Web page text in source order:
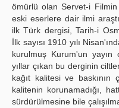
ömürlü olan Servet-i
eski eserlere dair ilmi
ilk Türk dergisi, Tarih-i
İlk sayısı 1910 yılı
kurulmuş Kurum'un
yıllar çıkan bu derginin
kağıt kalitesi ve baskının
kalitenin korunamadığı,
sürdürülmesine bile